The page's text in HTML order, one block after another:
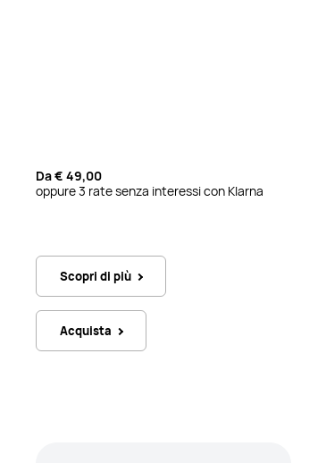
Da€ 49,00
oppure 3 rate senza interessi con Klarna
Scopri di più
Acquista